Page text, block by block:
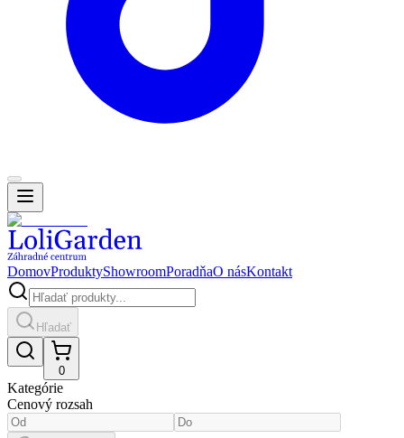
DomovProduktyShowroomPoradňaO násKontakt
Hľadať
0
Kategórie
Cenový rozsah